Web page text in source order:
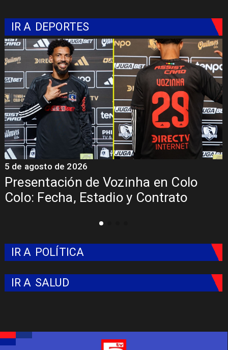
IR A DEPORTES
La Roja enfrentará a los anfitriones
del Mundial 2026
5 de agosto de 2026
IR A POLÍTICA
IR A SALUD